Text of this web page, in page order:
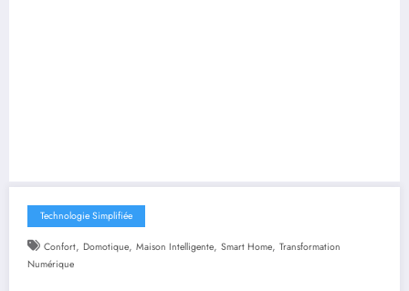
Technologie Simplifiée
Confort, Domotique, Maison Intelligente, Smart Home, Transformation
Numérique